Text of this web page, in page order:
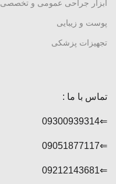
ابزار جراحی عمومی و تخصصی
پوست و زیبایی
تجهیزات پزشکی
تماس با ما :
⇐09300939314
⇐09051877117
⇐09212143681